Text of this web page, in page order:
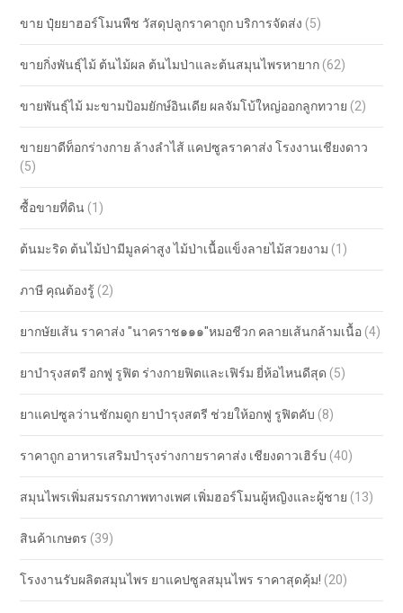
ขาย ปุ๋ยยาฮอร์โมนพืช วัสดุปลูกราคาถูก บริการจัดส่ง (5)
ขายกิ่งพันธุ์ไม้ ต้นไม้ผล ต้นไมป่าและต้นสมุนไพรหายาก (62)
ขายพันธุ์ไม้ มะขามป้อมยักษ์อินเดีย ผลจัมโบ้ใหญ่ออกลูกทวาย (2)
ขายยาดีท็อกร่างกาย ล้างลำไส้ แคปซูลราคาส่ง โรงงานเชียงดาว
(5)
ซื้อขายที่ดิน (1)
ต้นมะริด ต้นไม้ป่ามีมูลค่าสูง ไม้ป่าเนื้อแข็งลายไม้สวยงาม (1)
ภาษี คุณต้องรู้ (2)
ยากษัยเส้น ราคาส่ง "นาคราช๑๑๑"หมอชีวก คลายเส้นกล้ามเนื้อ (4)
ยาบำรุงสตรี อกฟู รูฟิต ร่างกายฟิตและเฟิร์ม ยี่ห้อไหนดีสุด (5)
ยาแคปซูลว่านชักมดูก ยาบำรุงสตรี ช่วยให้อกฟู รูฟิตคับ (8)
ราคาถูก อาหารเสริมบำรุงร่างกายราคาส่ง เชียงดาวเฮิร์บ (40)
สมุนไพรเพิ่มสมรรถภาพทางเพศ เพิ่มฮอร์โมนผู้หญิงและผู้ชาย (13)
สินค้าเกษตร (39)
โรงงานรับผลิตสมุนไพร ยาแคปซูลสมุนไพร ราคาสุดคุ้ม! (20)